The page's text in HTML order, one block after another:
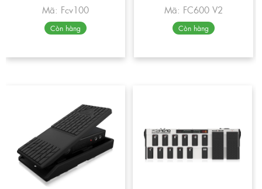
Mã: Fcv100
Còn hàng
Mã: FC600 V2
Còn hàng